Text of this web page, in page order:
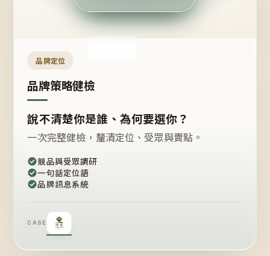
定
位
品牌定位
品牌策略健檢
說不清楚你是誰、為何要選你？
一次完整健檢，釐清定位、受眾與賣點。
競品與受眾調研
一句話定位語
品牌訊息系統
CASE